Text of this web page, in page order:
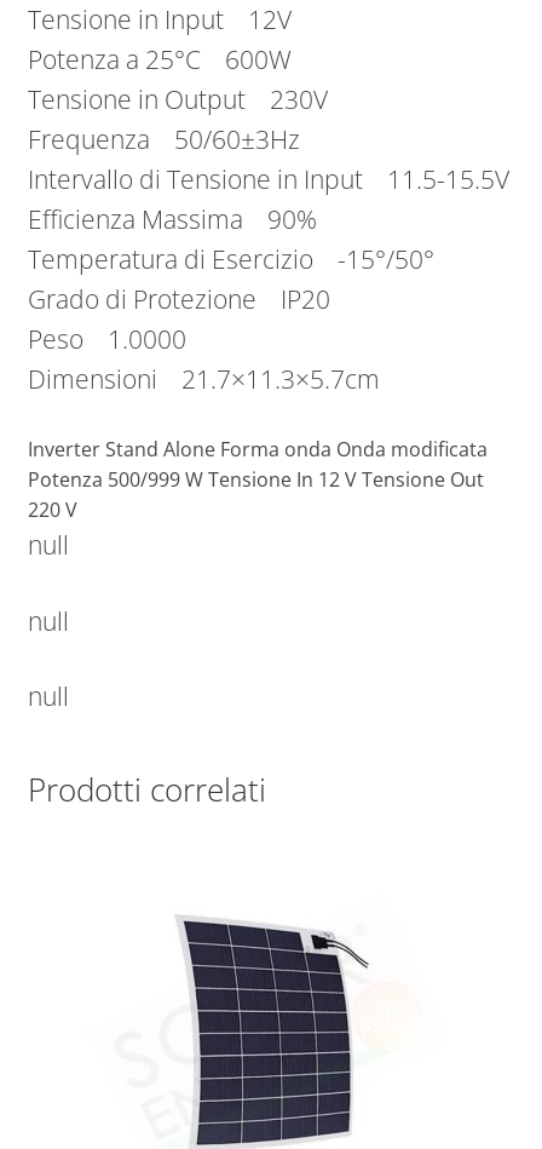
Tensione in Input 12V
Potenza a 25°C 600W
Tensione in Output 230V
Frequenza 50/60±3Hz
Intervallo di Tensione in Input 11.5-15.5V
Efficienza Massima 90%
Temperatura di Esercizio -15°/50°
Grado di Protezione IP20
Peso 1.0000
Dimensioni 21.7×11.3×5.7cm
Inverter Stand Alone Forma onda Onda modificata
Potenza 500/999 W Tensione In 12 V Tensione Out
220 V
null
null
null
Prodotti correlati